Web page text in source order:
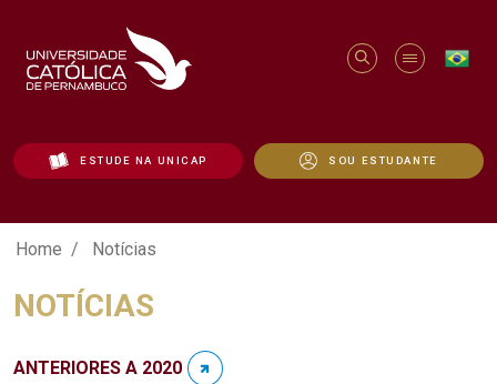
ESTUDE NA UNICAP SOU ESTUDANTE
Notícias - Unicap
Home Notícias
NOTÍCIAS
ANTERIORES A 2020